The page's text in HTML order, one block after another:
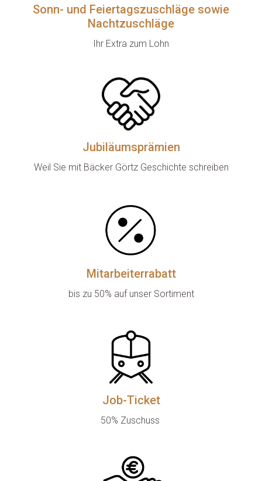
Sonn- und Feiertagszuschläge sowie
Nachtzuschläge
Ihr Extra zum Lohn
Jubiläumsprämien
Weil Sie mit Bäcker Görtz Geschichte schreiben
Mitarbeiterrabatt
bis zu 50% auf unser Sortiment
Job-Ticket
50% Zuschuss